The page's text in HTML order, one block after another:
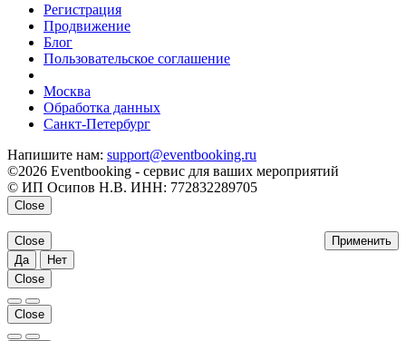
Регистрация
Продвижение
Блог
Пользовательское соглашение
Москва
Обработка данных
Санкт-Петербург
Напишите нам: support@eventbooking.ru
©2026 Eventbooking - сервис для ваших мероприятий
© ИП Осипов Н.В. ИНН: 772832289705
Close
Применить
Close
Да
Нет
Close
Close